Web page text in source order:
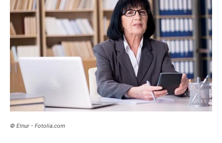
© Elnur - Fotolia.com